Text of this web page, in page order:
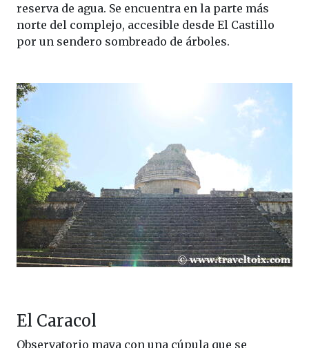
reserva de agua. Se encuentra en la parte más
norte del complejo, accesible desde El Castillo
por un sendero sombreado de árboles.
El Caracol
Observatorio maya con una cúpula que se